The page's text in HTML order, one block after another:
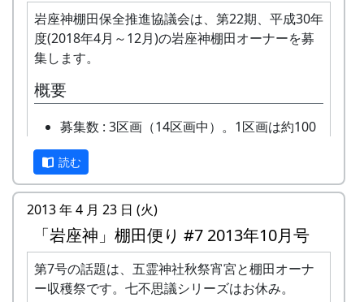
選考 : 応募者が募集数を超えた場合は、アン
ケート回答をもとに、当協議会で書類選考さ
せていただきます。
FAXまたはメールでお申し込み下さい（FAX
名、電話番号を明記して下さい）。 折り返
し、詳しい内容と「申し込みアンケート」を
お送りいたしますので、申し込みアンケート
をご返送ください。
申込み・お問合せの窓口
岩座神棚田保全推進協議会事務局
TEL & FAX: 9999-99-9999
携帯: 999-9999-9999
岩座神棚田保全推進協議会は、第22期、平成30年
度(2018年4月～12月)の岩座神棚田オーナーを募
集します。
概要
募集数 : 3区画（14区画中）。1区画は約100
平方メートルです。
応募資格 : まじめに農業に取り組み、自然と
ふれあう勇気をお持ちで、地域になじめるか
た。家族や団体でも結構です。
年会費 : 1区画5万円です。
申込み期限 : 2018年2月28日。
選考 : 応募者が募集数を超えた場合は、アン
ケート回答をもとに、当協議会で書類選考さ
読む
2013 年 4 月 23 日 (火)
「岩座神」棚田便り #7 2013年10月号
第7号の話題は、五霊神社秋祭宵宮と棚田オーナ
ー収穫祭です。七不思議シリーズはお休み。